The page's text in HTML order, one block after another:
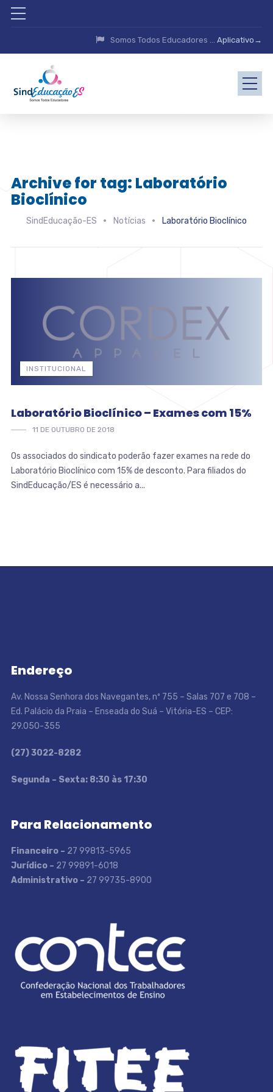
Somos Todos Educadores ...Aplicativo→
Archive for tag: Laboratório
Bioclínico
SindEducação-ES Notícias Laboratório Bioclínico
INSTITUCIONAL
Laboratório Bioclínico – Exames com 15%
11 DE OUTUBRO DE 2018
Os associados do sindicato poderão fazer exames na rede do
Laboratório Bioclínico com 15% de desconto. Para filiados do
SindEducação/ES é necessário a...
Endereço
Av. Nossa Senhora dos Navegantes, nº 755 – Salas 707 e 708 –
Ed. Palácio da Praia – Enseada do Suá – Vitória-ES – CEP:
29.050-355
(27) 3022-8282
Segunda – Sexta: 8:30 às 17:30
Para Relacionamento
Financeiro – 27 99813-5965
Jurídico – 27 99891-6018
Administrativo – 27 99735-8900